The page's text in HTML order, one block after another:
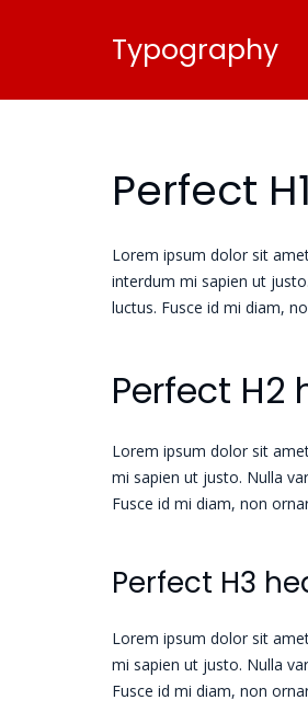
Typography
Perfect
Lorem ipsum dolor sit
interdum mi sapien ut
luctus. Fusce id mi diam,
Perfect H2
Lorem ipsum dolor sit
mi sapien ut justo. Nulla
Fusce id mi diam, non
Perfect H3
Lorem ipsum dolor sit
mi sapien ut justo. Nulla
Fusce id mi diam, non